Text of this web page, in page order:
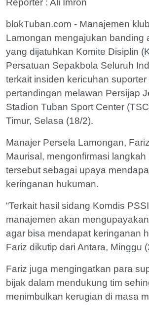
blokTuban.com - Manajemen
Lamongan mengajukan banding
yang dijatuhkan Komite Disiplin
Persatuan Sepakbola Seluruh
terkait insiden kericuhan suporter
pertandingan melawan Persijap
Stadion Tuban Sport Center
Timur, Selasa (18/2).
Manajer Persela Lamongan,
Maurisal, mengonfirmasi langkah
tersebut sebagai upaya
keringanan hukuman.
“Terkait hasil sidang Komdis
manajemen akan
agar bisa mendapat keringanan
Fariz dikutip dari Antara, Minggu
Fariz juga mengingatkan para
bijak dalam mendukung tim
menimbulkan kerugian di masa